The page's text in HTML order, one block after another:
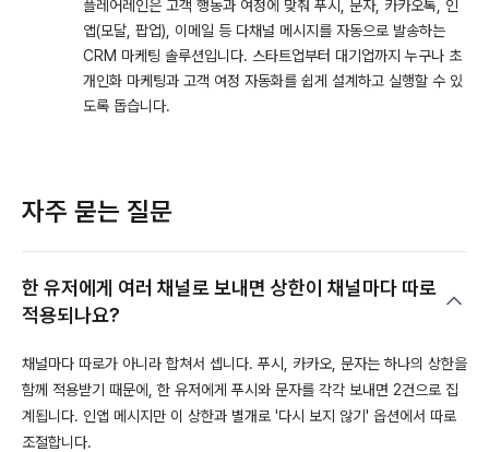
플레어레인은 고객 행동과 여정에 맞춰 푸시, 문자, 카카오톡, 인
앱(모달, 팝업), 이메일 등 다채널 메시지를 자동으로 발송하는
CRM 마케팅 솔루션입니다. 스타트업부터 대기업까지 누구나 초
개인화 마케팅과 고객 여정 자동화를 쉽게 설계하고 실행할 수 있
도록 돕습니다.
자주 묻는 질문
한 유저에게 여러 채널로 보내면 상한이 채널마다 따로
적용되나요?
채널마다 따로가 아니라 합쳐서 셉니다. 푸시, 카카오, 문자는 하나의 상한을
함께 적용받기 때문에, 한 유저에게 푸시와 문자를 각각 보내면 2건으로 집
계됩니다. 인앱 메시지만 이 상한과 별개로 '다시 보지 않기' 옵션에서 따로
조절합니다.